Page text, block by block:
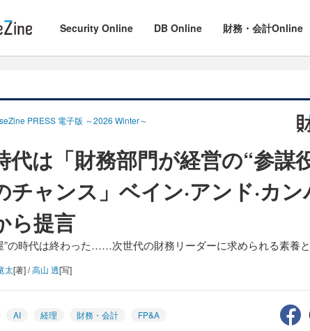
Security Online DB Online 財務・会計Online
PRESS 電子版 ～2026 Winter～
代は「財務部門が経営の“参謀
チャンス」ベイン·アンド·カ
ら提言
”の時代は終わった……次世代の財務リーダーに求められる素養
太[著] /高山 透[写]
AI 経理 財務・会計 FP&A